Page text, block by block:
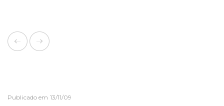
Publicado em 13/11/09